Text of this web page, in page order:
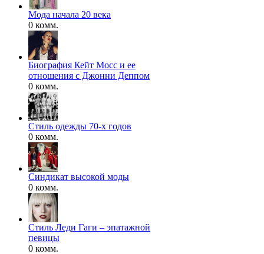
Мода начала 20 века
0 комм.
Биография Кейт Мосс и ее
отношения с Джонни Деппом
0 комм.
Стиль одежды 70-х годов
0 комм.
Синдикат высокой моды
0 комм.
Стиль Леди Гаги – эпатажной
певицы
0 комм.